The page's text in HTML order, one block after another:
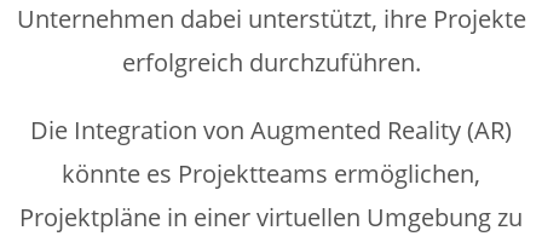
Unternehmen dabei unterstützt, ihre Projekte
erfolgreich durchzuführen.
Die Integration von Augmented Reality (AR)
könnte es Projektteams ermöglichen,
Projektpläne in einer virtuellen Umgebung zu